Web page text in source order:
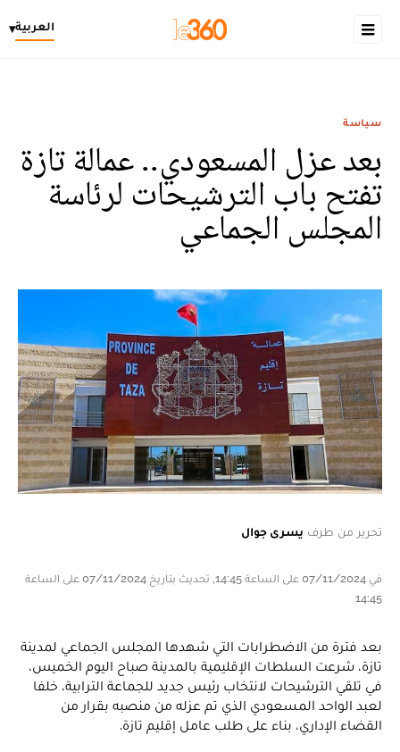
العربية▾
سياسة
بعد عزل المسعودي‎.. عمالة تازة
تفتح باب الترشيحات لرئاسة
المجلس الجماعي
تحرير من طرف يسرى جوال
في 07/11/2024 على الساعة 14:45, تحديث بتاريخ 07/11/2024 على الساعة
14:45
بعد فترة من الاضطرابات التي شهدها المجلس الجماعي لمدينة
تازة، شرعت السلطات الإقليمية بالمدينة صباح اليوم الخميس،
في تلقي الترشيحات لانتخاب رئيس جديد للجماعة الترابية، خلفا
لعبد الواحد المسعودي الذي تم عزله من منصبه بقرار من
القضاء الإداري، بناء على طلب عامل إقليم تازة.